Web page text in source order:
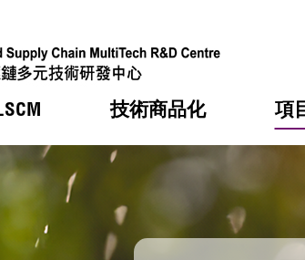
機構簡介
服務範疇
組織架構
技術商品化
服務
應用於公共服務之創新技術
項
合作計劃
資助計劃
活動
業界活動
獎項
會籍及服務
會員列表